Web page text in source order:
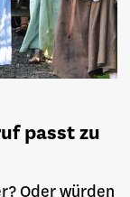
passt zu
Oder würden